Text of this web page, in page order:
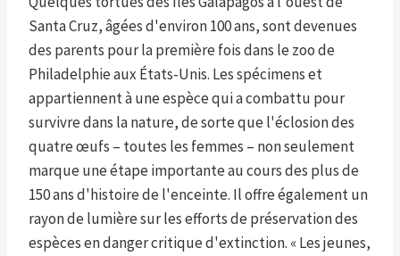
Santa Cruz, âgées d'environ 100 ans, sont devenues
des parents pour la première fois dans le zoo de
Philadelphie aux États-Unis. Les spécimens et
appartiennent à une espèce qui a combattu pour
survivre dans la nature, de sorte que l'éclosion des
quatre œufs – toutes les femmes – non seulement
marque une étape importante au cours des plus de
150 ans d'histoire de l'enceinte. Il offre également un
rayon de lumière sur les efforts de préservation des
espèces en danger critique d'extinction. « Les jeunes,